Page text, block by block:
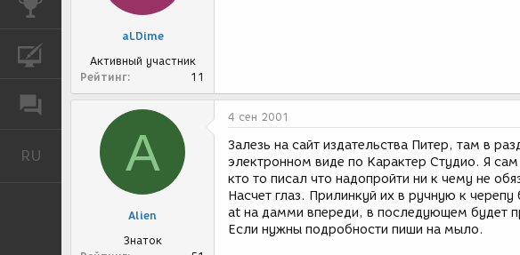
RU Русский
aLDime
Активный участник
Рейтинг
11
A
Alien
Знаток
4 сен 2001
Залезь на сайт издательства Питер, там в
электронном виде по Карактер Студио. Я
кто то писал что надопройти ни к чему не
Насчет глаз. Прилинкуй их в ручную к
at на дамми впереди, в последующем будет
Если нужны подробности пиши на мыло.